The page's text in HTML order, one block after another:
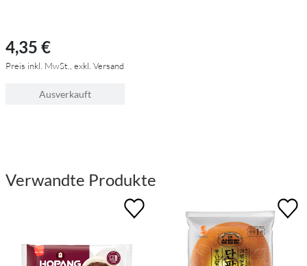
4,35 €
Preis inkl. MwSt., exkl. Versand
Ausverkauft
Verwandte Produkte